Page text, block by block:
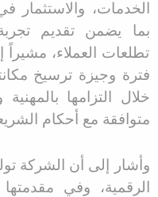
الخدمات، والاستثمار
بما يضمن تقديم
تطلعات العملاء،
فترة وجيزة ترسيخ
خلال التزامها بالمهنية
متوافقة مع أحكام
وأشار إلى أن الشركة
الرقمية، وفي